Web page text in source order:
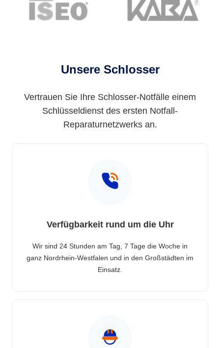
Unsere Schlosser
Vertrauen Sie Ihre Schlosser-Notfälle einem
Schlüsseldienst des ersten Notfall-
Reparaturnetzwerks an.
Verfügbarkeit rund um die Uhr
Wir sind 24 Stunden am Tag, 7 Tage die Woche in
ganz Nordrhein-Westfalen und in den Großstädten im
Einsatz.